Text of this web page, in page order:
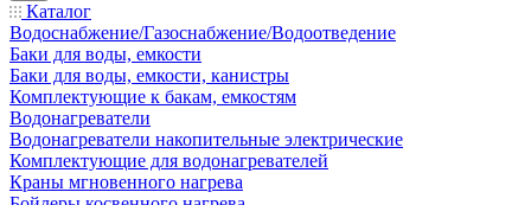
Каталог
Водоснабжение/Газоснабжение/Водоотведение
Баки для воды, емкости
Баки для воды, емкости, канистры
Комплектующие к бакам, емкостям
Водонагреватели
Водонагреватели накопительные электрические
Комплектующие для водонагревателей
Краны мгновенного нагрева